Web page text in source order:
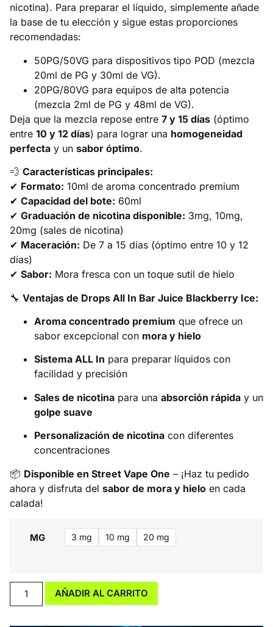
nicotina). Para preparar el líquido, simplemente añade
la base de tu elección y sigue estas proporciones
recomendadas:
50PG/50VG para dispositivos tipo POD (mezcla
20ml de PG y 30ml de VG).
20PG/80VG para equipos de alta potencia
(mezcla 2ml de PG y 48ml de VG).
Deja que la mezcla repose entre 7 y 15 días (óptimo
entre 10 y 12 días) para lograr una homogeneidad
perfecta y un sabor óptimo.
💨 Características principales:
✔ Formato: 10ml de aroma concentrado premium
✔ Capacidad del bote: 60ml
✔ Graduación de nicotina disponible: 3mg, 10mg,
20mg (sales de nicotina)
✔ Maceración: De 7 a 15 días (óptimo entre 10 y 12
días)
✔ Sabor: Mora fresca con un toque sutil de hielo
🔧 Ventajas de Drops All In Bar Juice Blackberry Ice:
Aroma concentrado premium que ofrece un
sabor excepcional con mora y hielo
Sistema ALL In para preparar líquidos con
facilidad y precisión
Sales de nicotina para una absorción rápida y un
golpe suave
Personalización de nicotina con diferentes
concentraciones
📦 Disponible en Street Vape One – ¡Haz tu pedido
ahora y disfruta del sabor de mora y hielo en cada
calada!
MG 3 mg 10 mg 20 mg
AÑADIR AL CARRITO